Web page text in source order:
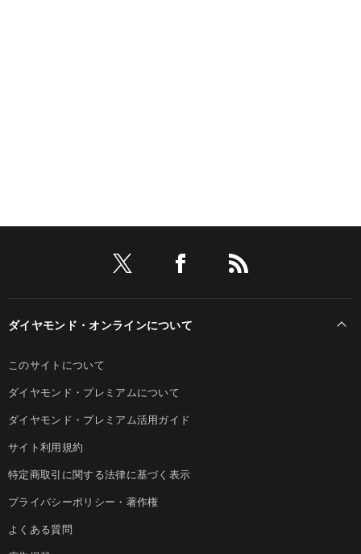
ダイヤモンド・オンラインについて
このサイトについて
ダイヤモンド・プレミアムについて
ダイヤモンド・プレミアム活用ガイド
サイト利用規約
特定商取引に関する法律に基づく表示
プライバシーポリシー・著作権
よくある質問